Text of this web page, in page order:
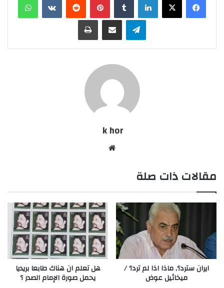
تيلقرام مشاركة عبر البريد طباعة
k hor
مقالات ذات صلة
ايران سترد؟, ماذا اذا لم ترد؟ /
ميخائيل عوض
هل تعلم ان هناك طابعا بريديا
يحمل صورة الإمام الصدر ؟